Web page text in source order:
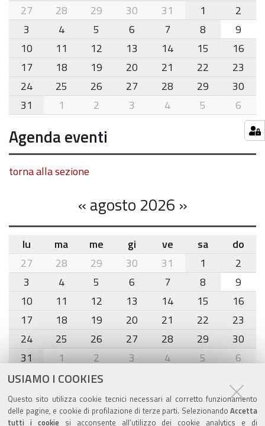
USIAMO I COOKIES
Questo sito utilizza cookie tecnici necessari al corretto funzionamento
delle pagine, e cookie di profilazione di terze parti. Selezionando Accetta
tutti i cookiesi acconsente all’utilizzo dei cookie analytics e di
month-
8
27
28 29 30 31 1
2
3
4 5 6 7 8
9
10
11 12 13 14 15
16
17
18 19 20 21 22
23
24
25 26 27 28 29
30
31
1 2 3 4 5 6
Agenda eventi
torna alla sezione
«agosto 2026 »
month-
8
lu ma me gi ve sa
do
27
28 29 30 31 1
2
3
4 5 6 7 8
9
10
11 12 13 14 15
16
17
18 19 20 21 22
23
24
25 26 27 28 29
30
31
1 2 3 4 5 6
Agenda eventi